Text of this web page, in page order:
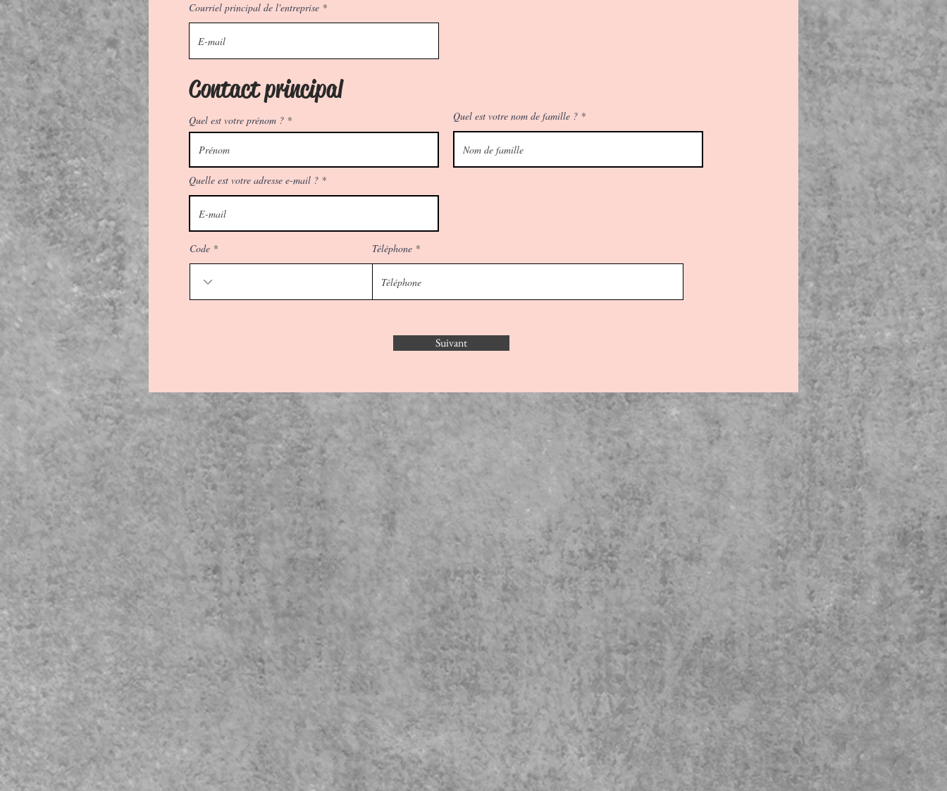
Courriel principal de l'entreprise
Contact principal
Quel est votre prénom ? Quel est votre nom de famille ?
Quelle est votre adresse e-mail ?
Code Téléphone
Suivant